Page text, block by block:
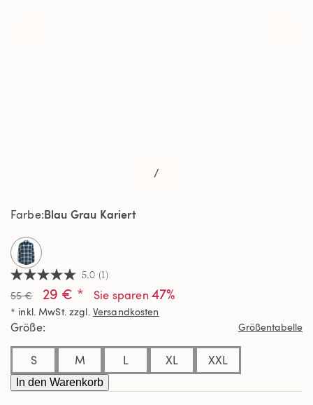
/
5.0
von
5
Sternen,
Durchschnittswert
Bewertung.
Read
a
Review.
Link
5.0 (1)
55 € 29 € * Sie sparen 47%
* inkl. MwSt. zzgl. Versandkosten
Farbe Blau Grau Kariert
selected
Größe Größentabelle
S M L XL XXL
In den Warenkorb